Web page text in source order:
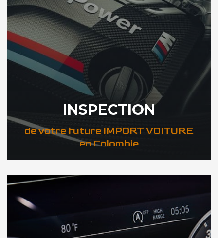
INSPECTION
de votre future IMPORT VOITURE
en Colombie
DÉCOUVREZ VOTRE INSPECTION AUTO en Colombie